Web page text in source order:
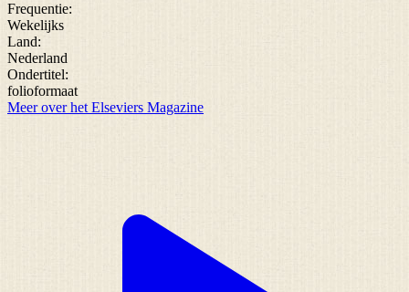
Frequentie:
Wekelijks
Land:
Nederland
Ondertitel:
folioformaat
Meer over het Elseviers Magazine